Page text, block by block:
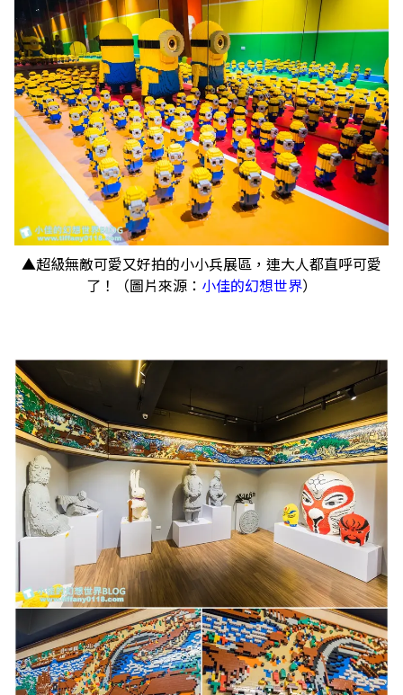
▲超級無敵可愛又好拍的小小兵展區，連大人都直呼可愛
了！（圖片來源： 小佳的幻想世界）